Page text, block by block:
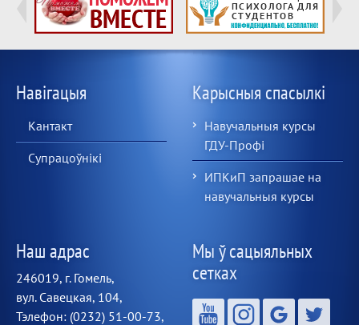
Навігацыя
Кантакт
Супрацоўнікі
Карысныя спасылкі
Навучальныя курсы
ГДУ-Профі
ИПКиП запрашае на
навучальныя курсы
Наш адрас
246019, г. Гомель,
вул. Савецкая, 104,
Тэлефон: (0232) 51-00-73,
Мы ў сацыяльных
сетках